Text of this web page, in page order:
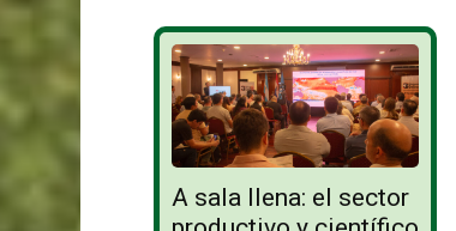
A sala llena: el sector